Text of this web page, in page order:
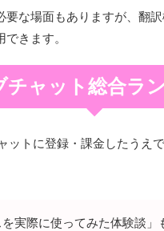
な場面もありますが、翻
きます。
チャット総合ラ
ットに登録・課金したうえ
実際に使ってみた体験談」